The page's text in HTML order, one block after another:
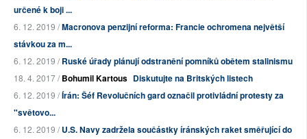
určené k boji ...
6. 12. 2019 /Macronova penzijní reforma: Francie ochromena největší
stávkou za m...
6. 12. 2019 /Ruské úřady plánují odstranění pomníků obětem stalinismu
18. 4. 2017 /Bohumil Kartous Diskutujte na Britských listech
6. 12. 2019 /Írán: Šéf Revolučních gard označil protivládní protesty za
"světovo...
6. 12. 2019 /U.S. Navy zadržela součástky íránských raket směřující do